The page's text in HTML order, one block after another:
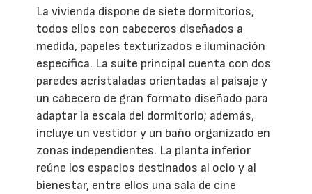
La vivienda dispone de siete dormitorios,
todos ellos con cabeceros diseñados a
medida, papeles texturizados e iluminación
específica. La suite principal cuenta con dos
paredes acristaladas orientadas al paisaje y
un cabecero de gran formato diseñado para
adaptar la escala del dormitorio; además,
incluye un vestidor y un baño organizado en
zonas independientes. La planta inferior
reúne los espacios destinados al ocio y al
bienestar, entre ellos una sala de cine